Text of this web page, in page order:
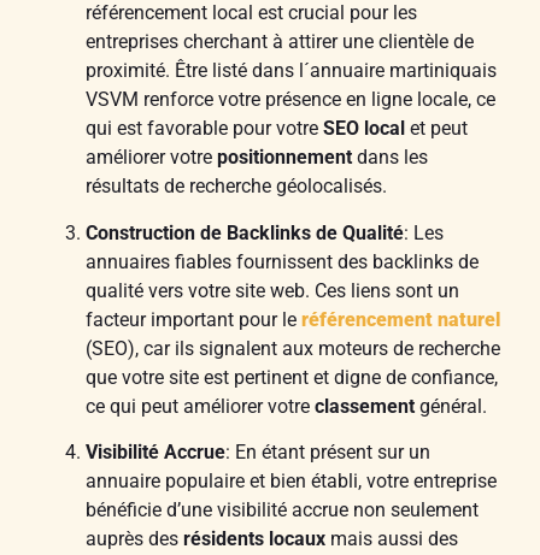
référencement local est crucial pour les
entreprises cherchant à attirer une clientèle de
proximité. Être listé dans l´annuaire martiniquais
VSVM renforce votre présence en ligne locale, ce
qui est favorable pour votre SEO local et peut
améliorer votrepositionnement dans les
résultats de recherche géolocalisés.
Construction de Backlinks de Qualité: Les
annuaires fiables fournissent des backlinks de
qualité vers votre site web. Ces liens sont un
facteur important pour leréférencement naturel
(SEO), car ils signalent aux moteurs de recherche
que votre site est pertinent et digne de confiance,
ce qui peut améliorer votreclassement général.
Visibilité Accrue: En étant présent sur un
annuaire populaire et bien établi, votre entreprise
bénéficie d’une visibilité accrue non seulement
auprès desrésidents locaux mais aussi des